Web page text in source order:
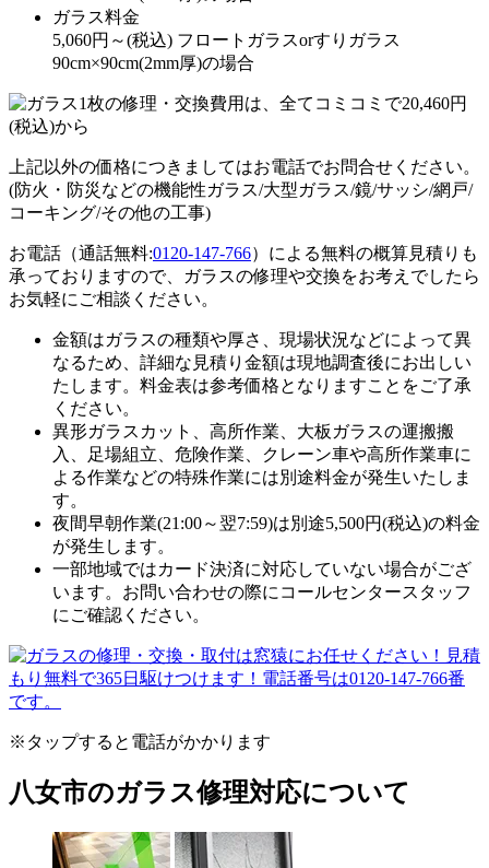
ガラス料金
5,060円～(税込) フロートガラスorすりガラス
90cm×90cm(2mm厚)の場合
上記以外の価格につきましてはお電話でお問合せください。
(防火・防災などの機能性ガラス/大型ガラス/鏡/サッシ/網戸/
コーキング/その他の工事)
お電話（通話無料:0120-147-766）による無料の概算見積りも
承っておりますので、ガラスの修理や交換をお考えでしたら
お気軽にご相談ください。
金額はガラスの種類や厚さ、現場状況などによって異
なるため、 詳細な見積り金額は現地調査後にお出しい
たします。 料金表は参考価格となりますことをご了承
ください。
異形ガラスカット、高所作業、大板ガラスの運搬搬
入、足場組立、危険作業、クレーン車や高所作業車に
よる作業などの特殊作業には別途料金が発生いたしま
す。
夜間早朝作業(21:00～翌7:59)は別途5,500円(税込)の料金
が発生します。
一部地域ではカード決済に対応していない場合がござ
います。お問い合わせの際にコールセンタースタッフ
にご確認ください。
※タップすると電話がかかります
八女市のガラス修理対応について